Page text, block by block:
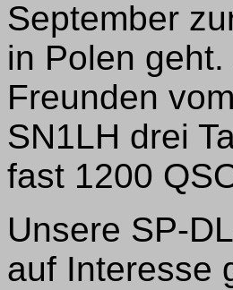
September
in Polen
Freunden
SN1LH drei
fast 1200
Unsere SP-
auf Interesse